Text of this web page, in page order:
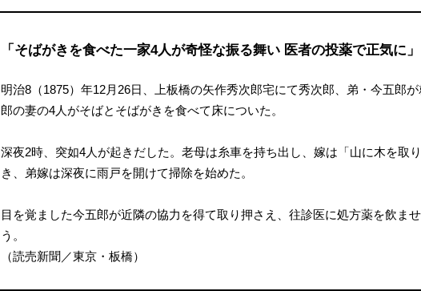
「そばがきを食べた一家4人が奇怪な振る舞い 医者の投薬で正気に」
明治8（1875）年12月26日、上板橋の矢作秀次郎宅にて秀次郎、弟・今五郎
郎の妻の4人がそばとそばがきを食べて床についた。
深夜2時、突如4人が起きだした。老母は糸車を持ち出し、嫁は「山に木を取
き、弟嫁は深夜に雨戸を開けて掃除を始めた。
目を覚ました今五郎が近隣の協力を得て取り押さえ、往診医に処方薬を飲ま
う。
（読売新聞／東京・板橋）